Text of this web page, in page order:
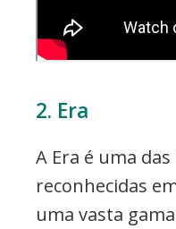
2. Era
A Era é uma
reconhecidas
uma vasta